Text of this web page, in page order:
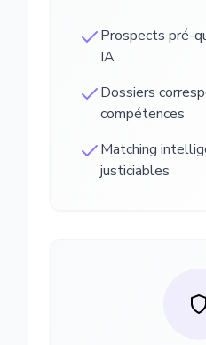
Prospects pré-
IA
Dossiers
compétences
Matching
justiciables